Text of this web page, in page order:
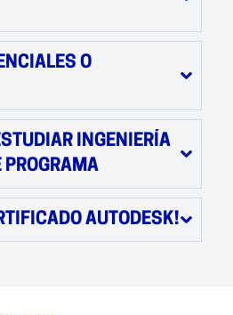
O
INGENIERÍA
PROGRAMA
AUTODESK!